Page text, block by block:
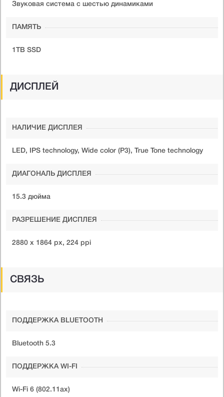
Звуковая система с шестью динамиками
ПАМЯТЬ
1TB SSD
ДИСПЛЕЙ
НАЛИЧИЕ ДИСПЛЕЯ
LED, IPS technology, Wide color (P3), True Tone technology
ДИАГОНАЛЬ ДИСПЛЕЯ
15.3 дюйма
РАЗРЕШЕНИЕ ДИСПЛЕЯ
2880 x 1864 px, 224 ppi
СВЯЗЬ
ПОДДЕРЖКА BLUETOOTH
Bluetooth 5.3
ПОДДЕРЖКА WI-FI
Wi-Fi 6 (802.11ax)